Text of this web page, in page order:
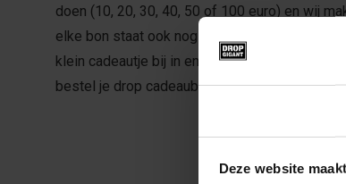
Deze website
doen (10, 20, 30, 40, 50 of 100 euro) en wij
elke bon staat ook nog een leuk weetje over
klein cadeautje bij in en versturen hem in een
bestel je drop cadeaubon vandaag nog!